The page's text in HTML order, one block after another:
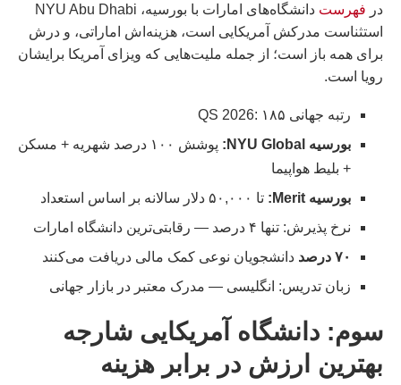
در فهرست
دانشگاه‌های امارات با بورسیه، NYU Abu Dhabi
استثناست مدرکش آمریکایی است، هزینه‌اش اماراتی، و درش
برای همه باز است؛ از جمله ملیت‌هایی که ویزای آمریکا برایشان
رویا است.
رتبه جهانی QS 2026: ۱۸۵
بورسیه NYU Global:
پوشش ۱۰۰ درصد شهریه + مسکن
+ بلیط هواپیما
بورسیه Merit:
تا ۵۰,۰۰۰ دلار سالانه بر اساس استعداد
نرخ پذیرش: تنها ۴ درصد — رقابتی‌ترین دانشگاه امارات
۷۰ درصد
دانشجویان نوعی کمک مالی دریافت می‌کنند
زبان تدریس: انگلیسی — مدرک معتبر در بازار جهانی
سوم: دانشگاه آمریکایی شارجه
بهترین ارزش در برابر هزینه